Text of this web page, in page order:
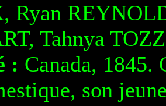
Ryan
Tahnya
: Canada, 1845.
son